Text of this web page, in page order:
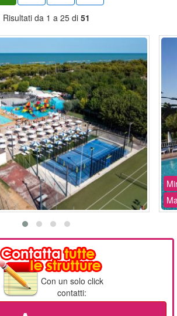
Risultati da 1 a 25 di 51
Con un solo click
contatti: